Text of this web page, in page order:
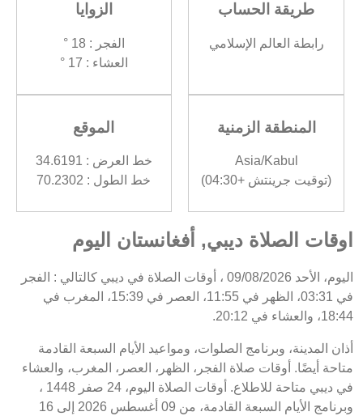
طريقة الحساب
رابطة العالم الإسلامي
الزوايا
الفجر : 18 °
العشاء : 17 °
المنطقة الزمنية
Asia/Kabul
(توقيت جرينتش +04:30)
الموقع
خط العرض : 34.6191
خط الطول : 70.2302
اوقات الصلاة ديبي, أفغانستان اليوم
اليوم، الأحد 09/08/2026 ، أوقات الصلاة في ديبي كالتالي : الفجر
في 03:31، الظهر في 11:55، العصر في 15:39، المغرب في
18:44، والعشاء في 20:12.
أذان المدينة، وبرنامج الصلوات، ومواعيد الأيام السبعة القادمة
متاحة أيضًا. أوقات صلاة الفجر، الظهر، العصر، المغرب، والعشاء
في ديبي متاحة للاطلاع. أوقات الصلاة اليوم، 24 صفر 1448 ،
وبرنامج الأيام السبعة القادمة، من 09 أغسطس 2026 إلى 16